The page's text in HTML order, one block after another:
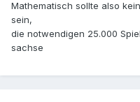
Mathematisch sollte also
sein,
die notwendigen 25.000
sachse